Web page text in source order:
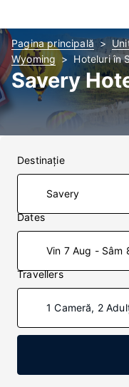
Pagina principală
Wyoming
Hoteluri în
Savery
Destinaţie
Dates
Vin 7 Aug - Sâm
Travellers
1 Cameră, 2